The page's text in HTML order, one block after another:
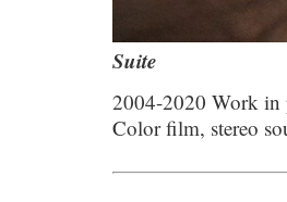
Suite
2004-2020 Work in
Color film, stereo